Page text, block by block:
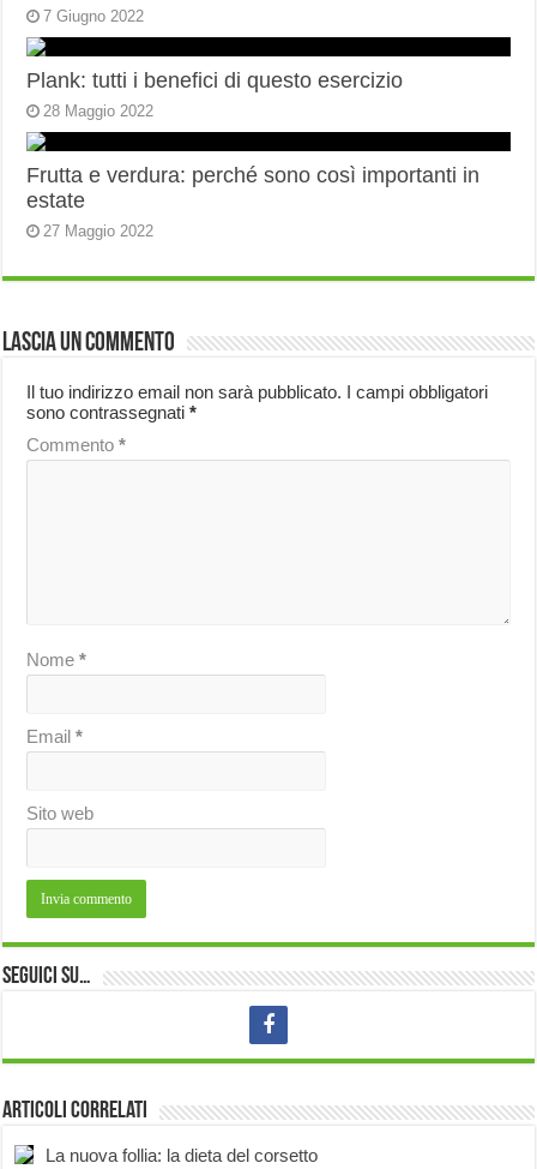
7 Giugno 2022
Plank: tutti i benefici di questo esercizio
28 Maggio 2022
Frutta e verdura: perché sono così importanti in
estate
27 Maggio 2022
Lascia un commento
Il tuo indirizzo email non sarà pubblicato. I campi obbligatori
sono contrassegnati*
Commento*
Nome*
Email*
Sito web
Seguici su…
Articoli correlati
La nuova follia: la dieta del corsetto